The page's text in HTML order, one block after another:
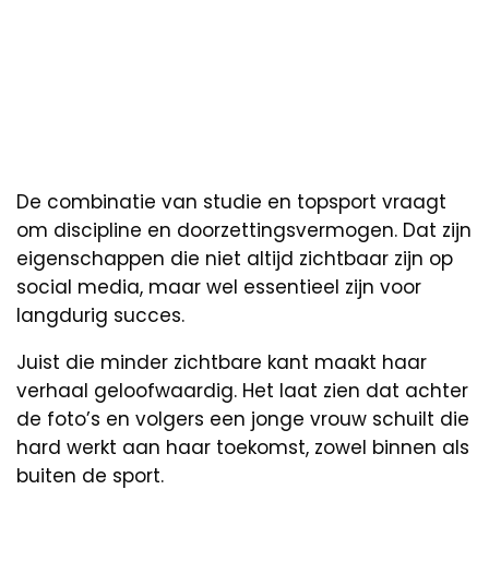
De combinatie van studie en topsport vraagt
om discipline en doorzettingsvermogen. Dat zijn
eigenschappen die niet altijd zichtbaar zijn op
social media, maar wel essentieel zijn voor
langdurig succes.
Juist die minder zichtbare kant maakt haar
verhaal geloofwaardig. Het laat zien dat achter
de foto’s en volgers een jonge vrouw schuilt die
hard werkt aan haar toekomst, zowel binnen als
buiten de sport.